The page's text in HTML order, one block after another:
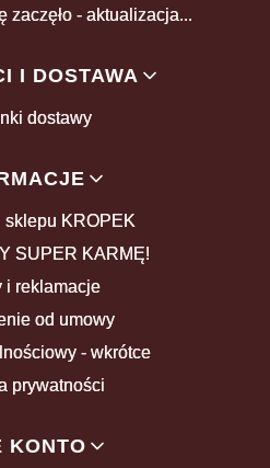
zaczęło - aktualizacja...
I DOSTAWA
dostawy
sklepu KROPEK
SUPER KARMĘ!
i reklamacje
od umowy
- wkrótce
prywatności
KONTO